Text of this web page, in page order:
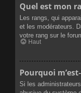
Quel est mon
Les rangs, qui
et les modérateurs.
votre rang sur le
Haut
Pourquoi
Si les